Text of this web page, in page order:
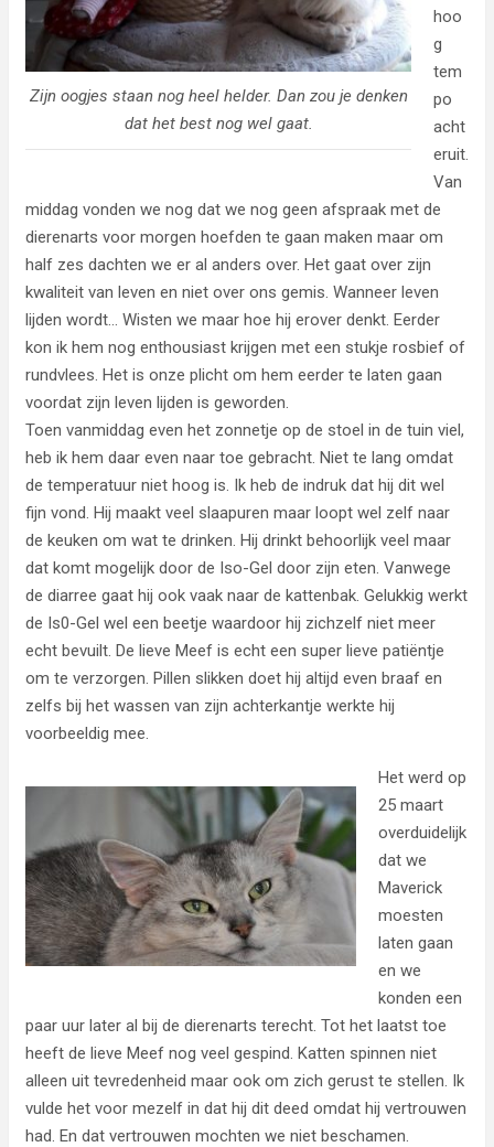
Zijn oogjes staan nog heel helder. Dan zou je denken
dat het best nog wel gaat.
hoo
g
tem
po
acht
eruit.
Van
middag vonden we nog dat we nog geen afspraak met de
dierenarts voor morgen hoefden te gaan maken maar om
half zes dachten we er al anders over. Het gaat over zijn
kwaliteit van leven en niet over ons gemis. Wanneer leven
lijden wordt… Wisten we maar hoe hij erover denkt. Eerder
kon ik hem nog enthousiast krijgen met een stukje rosbief of
rundvlees. Het is onze plicht om hem eerder te laten gaan
voordat zijn leven lijden is geworden.
Toen vanmiddag even het zonnetje op de stoel in de tuin viel,
heb ik hem daar even naar toe gebracht. Niet te lang omdat
de temperatuur niet hoog is. Ik heb de indruk dat hij dit wel
fijn vond. Hij maakt veel slaapuren maar loopt wel zelf naar
de keuken om wat te drinken. Hij drinkt behoorlijk veel maar
dat komt mogelijk door de Iso-Gel door zijn eten. Vanwege
de diarree gaat hij ook vaak naar de kattenbak. Gelukkig werkt
de Is0-Gel wel een beetje waardoor hij zichzelf niet meer
echt bevuilt. De lieve Meef is echt een super lieve patiëntje
om te verzorgen. Pillen slikken doet hij altijd even braaf en
zelfs bij het wassen van zijn achterkantje werkte hij
voorbeeldig mee.
Het werd op
25 maart
overduidelijk
dat we
Maverick
moesten
laten gaan
en we
konden een
paar uur later al bij de dierenarts terecht. Tot het laatst toe
heeft de lieve Meef nog veel gespind. Katten spinnen niet
alleen uit tevredenheid maar ook om zich gerust te stellen. Ik
vulde het voor mezelf in dat hij dit deed omdat hij vertrouwen
had. En dat vertrouwen mochten we niet beschamen.